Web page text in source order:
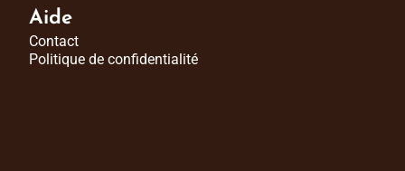
Aide
Contact
Politique de confidentialité